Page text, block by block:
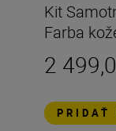
Kit
Farba
2
PRIDAŤ